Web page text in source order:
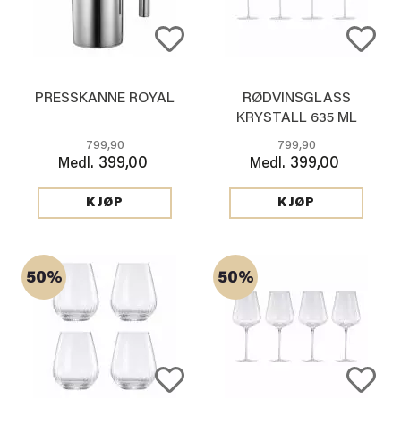
PRESSKANNE ROYAL
799,90
Medl. 399,00
KJØP
RØDVINSGLASS
KRYSTALL 635 ML
799,90
Medl. 399,00
KJØP
50% 50%